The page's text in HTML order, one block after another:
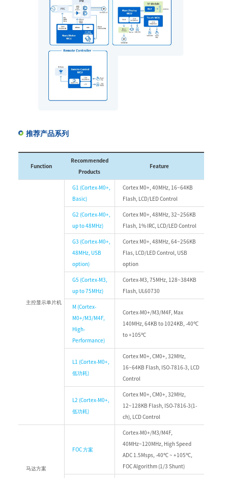
推荐产品系列
Function
Recommended
Products
Feature
主控显示单片机
G1 (Cortex-M0+,
Basic)
Cortex M0+, 40MHz, 16~64KB
Flash, LCD/LED Control
G2 (Cortex-M0+,
up to 48MHz)
Cortex M0+, 48MHz, 32~256KB
Flash, 1% IRC, LCD/LED Control
G3 (Cortex-M0+,
48MHz, USB
option)
Cortex M0+, 48MHz, 64~256KB
Flas, LCD/LED Control, USB
option
G5 (Cortex-M3,
up to 75MHz)
Cortex-M3, 75MHz, 128~384KB
Flash, UL60730
M (Cortex-
M0+/M3/M4F,
High-
Performance)
Cortex-M0+/M3/M4F, Max
140MHz, 64KB to 1024KB, -40℃
to +105℃
L1 (Cortex-M0+,
低功耗)
Cortex M0+, CM0+, 32MHz,
16~64KB Flash, ISO-7816-3, LCD
Control
L2 (Cortex-M0+,
低功耗)
Cortex M0+, CM0+, 32MHz,
12~128KB Flash, ISO-7816-3(1-
ch), LCD Control
马达方案
FOC 方案
Cortex-M0+/M3/M4F,
40MHz~120MHz, High Speed
ADC 1.5Msps, -40℃ ~ +105℃,
FOC Algorithm (1/3 Shunt)